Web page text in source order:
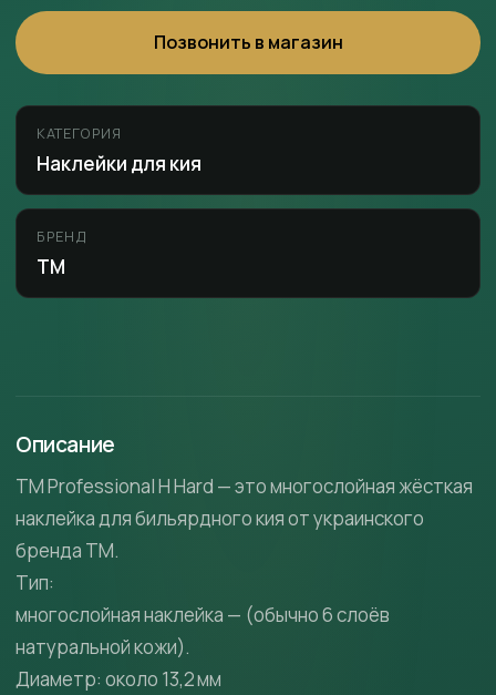
Позвонить в магазин
КАТЕГОРИЯ
Наклейки для кия
БРЕНД
ТМ
Описание
TM Professional H Hard — это многослойная жёсткая
наклейка для бильярдного кия от украинского
бренда TM.
Тип:
многослойная наклейка — (обычно 6 слоёв
натуральной кожи).
Диаметр: около 13,2 мм